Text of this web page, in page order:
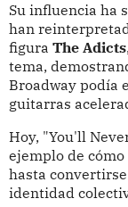
Su influencia ha
han
figura The Adicts
tema,
Broadway podía
guitarras
Hoy, "You'll
ejemplo de
hasta
identidad